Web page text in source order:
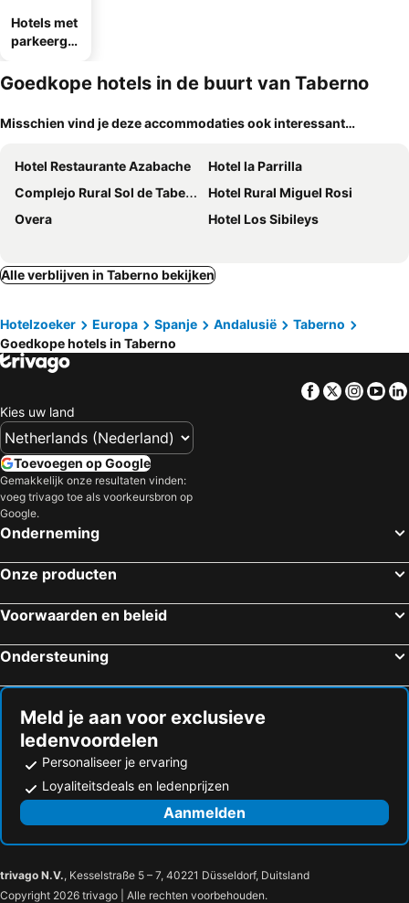
Hotels met
parkeergel
Goedkope hotels in de buurt van Taberno
Misschien vind je deze accommodaties ook interessant…
Hotel Restaurante Azabache
Hotel la Parrilla
Complejo Rural Sol de Taberno
Hotel Rural Miguel Rosi
Overa
Hotel Los Sibileys
Alle verblijven in Taberno bekijken
Hotelzoeker Europa Spanje Andalusië
Taberno
Goedkope hotels in Taberno
Facebook
Twitter
Kies uw land
Toevoegen op Google
Gemakkelijk onze resultaten vinden:
voeg trivago toe als voorkeursbron op
Google.
Onderneming
Onze producten
Voorwaarden en beleid
Ondersteuning
Meld je aan voor exclusieve
ledenvoordelen
Personaliseer je ervaring
Loyaliteitsdeals en ledenprijzen
Aanmelden
trivago N.V., Kesselstraße 5 – 7, 40221 Düsseldorf, Duitsland
Copyright 2026 trivago | Alle rechten voorbehouden.